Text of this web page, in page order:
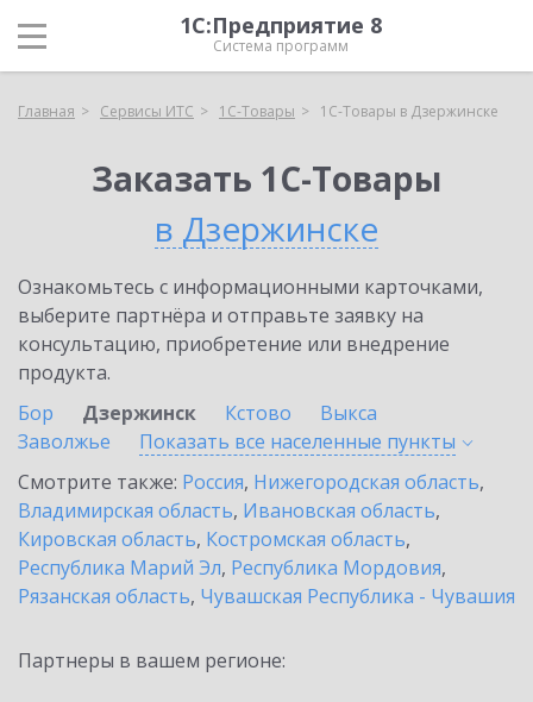
1С:Предприятие 8
Система программ
Главная Сервисы ИТС 1С-Товары 1С-Товары в Дзержинске
Заказать 1С-Товары
в Дзержинске
Ознакомьтесь с информационными карточками,
выберите партнёра и отправьте заявку на
консультацию, приобретение или внедрение
продукта.
Бор
Дзержинск Кстово
Выкса
Заволжье
Показать все населенные пункты
Смотрите также: Россия, Нижегородская область,
Владимирская область, Ивановская область,
Кировская область, Костромская область,
Республика Марий Эл, Республика Мордовия,
Рязанская область, Чувашская Республика - Чувашия
Партнеры в вашем регионе: